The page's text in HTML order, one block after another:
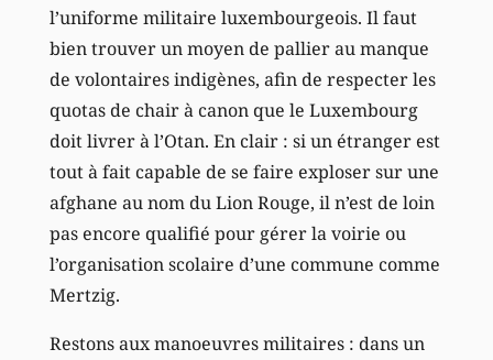
l’uniforme militaire luxembourgeois. Il faut
bien trouver un moyen de pallier au manque
de volontaires indigènes, afin de respecter les
quotas de chair à canon que le Luxembourg
doit livrer à l’Otan. En clair : si un étranger est
tout à fait capable de se faire exploser sur une
afghane au nom du Lion Rouge, il n’est de loin
pas encore qualifié pour gérer la voirie ou
l’organisation scolaire d’une commune comme
Mertzig.
Restons aux manoeuvres militaires : dans un